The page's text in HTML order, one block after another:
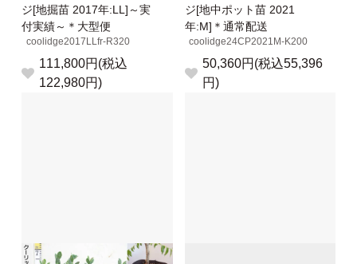
ジ[地掘苗 2017年:LL]～実
付実績～＊大型便
coolidge2017LLfr-R320
111,800円(税込
122,980円)
ジ[地中ポット苗 2021
年:M]＊通常配送
coolidge24CP2021M-K200
50,360円(税込55,396
円)